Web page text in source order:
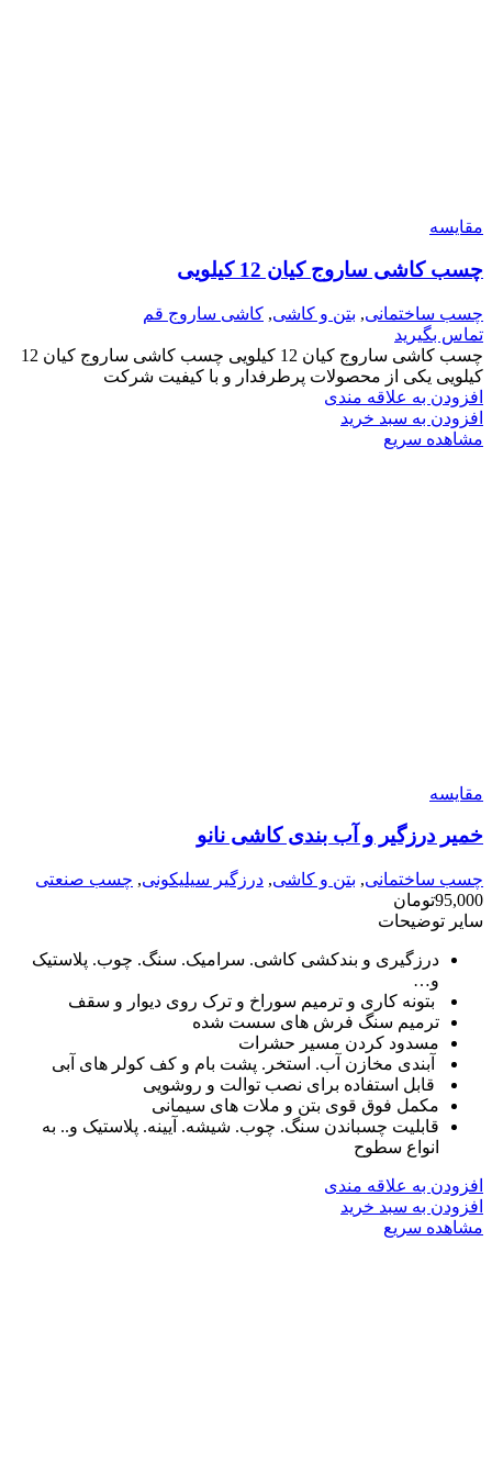
مقایسه
چسب کاشی ساروج کیان 12 کیلویی
چسب ساختمانی, بتن و کاشی, کاشی ساروج قم
تماس بگیرید
چسب کاشی ساروج کیان 12 کیلویی چسب کاشی ساروج کیان 12
کیلویی یکی از محصولات پرطرفدار و با کیفیت شرکت
افزودن به علاقه مندی
افزودن به سبد خرید
مشاهده سریع
مقایسه
خمیر درزگیر و آب بندی کاشی نانو
چسب ساختمانی, بتن و کاشی, درزگیر سیلیکونی, چسب صنعتی
95,000تومان
سایر توضیحات
درزگیری و بندکشی کاشی. سرامیک. سنگ. چوب. پلاستیک
و…
بتونه کاری و ترمیم سوراخ و ترک روی دیوار و سقف
ترمیم سنگ فرش های سست شده
مسدود کردن مسیر حشرات
آبندی مخازن آب. استخر. پشت بام و کف کولر های آبی
قابل استفاده برای نصب توالت و روشویی
مکمل فوق قوی بتن و ملات های سیمانی
قابلیت چسباندن سنگ. چوب. شیشه. آیینه. پلاستیک و.. به
انواع سطوح
افزودن به علاقه مندی
افزودن به سبد خرید
مشاهده سریع